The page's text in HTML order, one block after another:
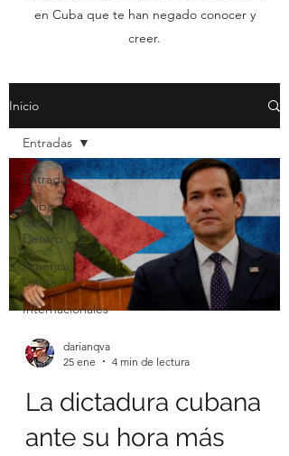
en Cuba que te han negado conocer y
creer.
Inicio
Entradas
Cuba
desde
Dentro
América
Latina
Internacionales
Entradas
darianqva
25 ene
4 min de lectura
La dictadura cubana
ante su hora más